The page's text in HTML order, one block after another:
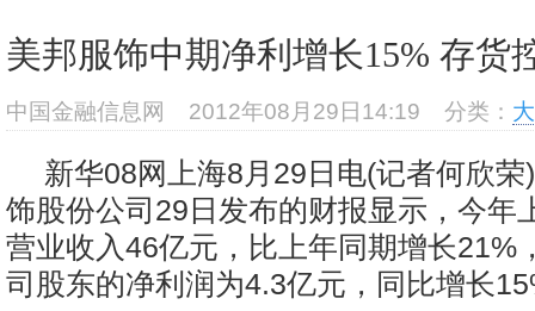
央
沥
恒
济
美邦服饰中期净利增长15% 存货
中国金融信息网 2012年08月29日14:19 分类：
新华08网上海8月29日电(记者何欣
饰股份公司29日发布的财报显示，今年
营业收入46亿元，比上年同期增长21%
司股东的净利润为4.3亿元，同比增长